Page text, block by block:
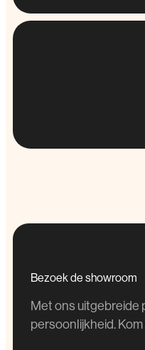
Bezoekde showroom
Met ons uitgebreide
persoonlijkheid.